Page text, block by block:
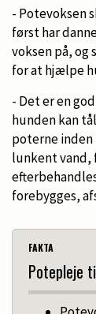
- Potevoksen
først har
voksen på, og
for at hjælpe
- Det er en
hunden kan
poterne inden
lunkent vand,
forebygges,
FAKTA
Potepleje